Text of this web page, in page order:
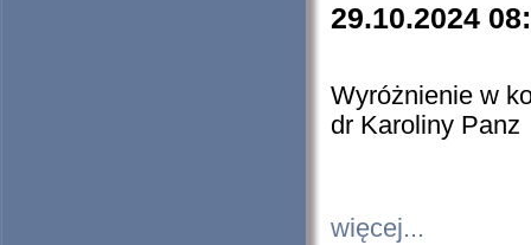
29.10.2024
Wyróżnienie w
dr Karoliny Panz
więcej...